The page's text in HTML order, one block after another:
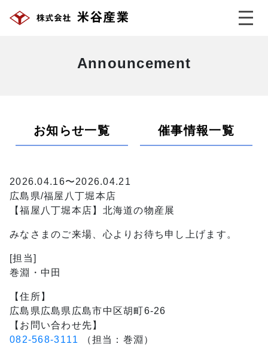
Announcement
お知らせ一覧 催事情報一覧
2026.04.16〜2026.04.21
広島県/福屋八丁堀本店
【福屋八丁堀本店】北海道の物産展
みなさまのご来場、心よりお待ち申し上げます。
[担当]
巻淵・中田
【住所】
広島県広島県広島市中区胡町6-26
【お問い合わせ先】
082-568-3111
（担当：巻淵）